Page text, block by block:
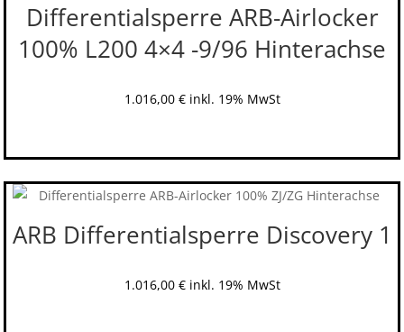
Differentialsperre ARB-Airlocker
100% L200 4×4 -9/96 Hinterachse
1.016,00 € inkl. 19% MwSt
ARB Differentialsperre Discovery 1
1.016,00 € inkl. 19% MwSt